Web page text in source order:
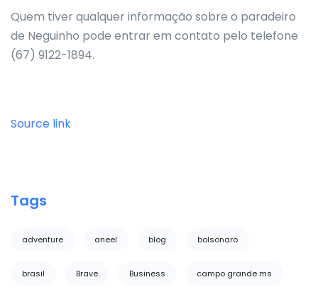
Quem tiver qualquer informação sobre o paradeiro
de Neguinho pode entrar em contato pelo telefone
(67) 9122-1894.
Source link
Tags
adventure aneel blog bolsonaro
brasil Brave Business campo grande ms